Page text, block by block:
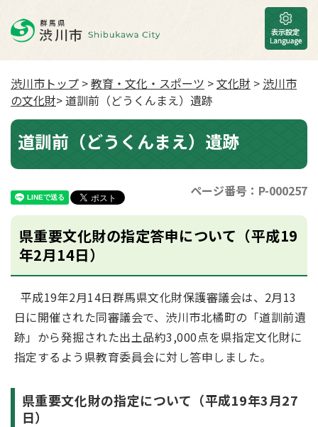
渋川市トップ >教育・文化・スポーツ >文化財 > 渋川市
の文化財> 道訓前（どうくんまえ）遺跡
道訓前（どうくんまえ）遺跡
ページ番号：P-000257
県重要文化財の指定答申について（平成19
年2月14日）
平成19年2月14日群馬県文化財保護審議会は、2月13
日に開催された同審議会で、渋川市北橘町の「道訓前遺
跡」から発掘された出土品約3,000点を県指定文化財に
指定するよう県教育委員会に対し答申しました。
県重要文化財の指定について（平成19年3月27
日）